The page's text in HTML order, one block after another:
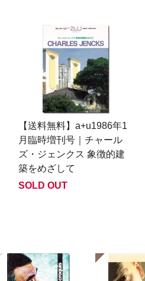
【送料無料】a+u1986年1
月臨時増刊号｜チャール
ズ・ジェンクス 象徴的建
築をめざして
SOLD OUT